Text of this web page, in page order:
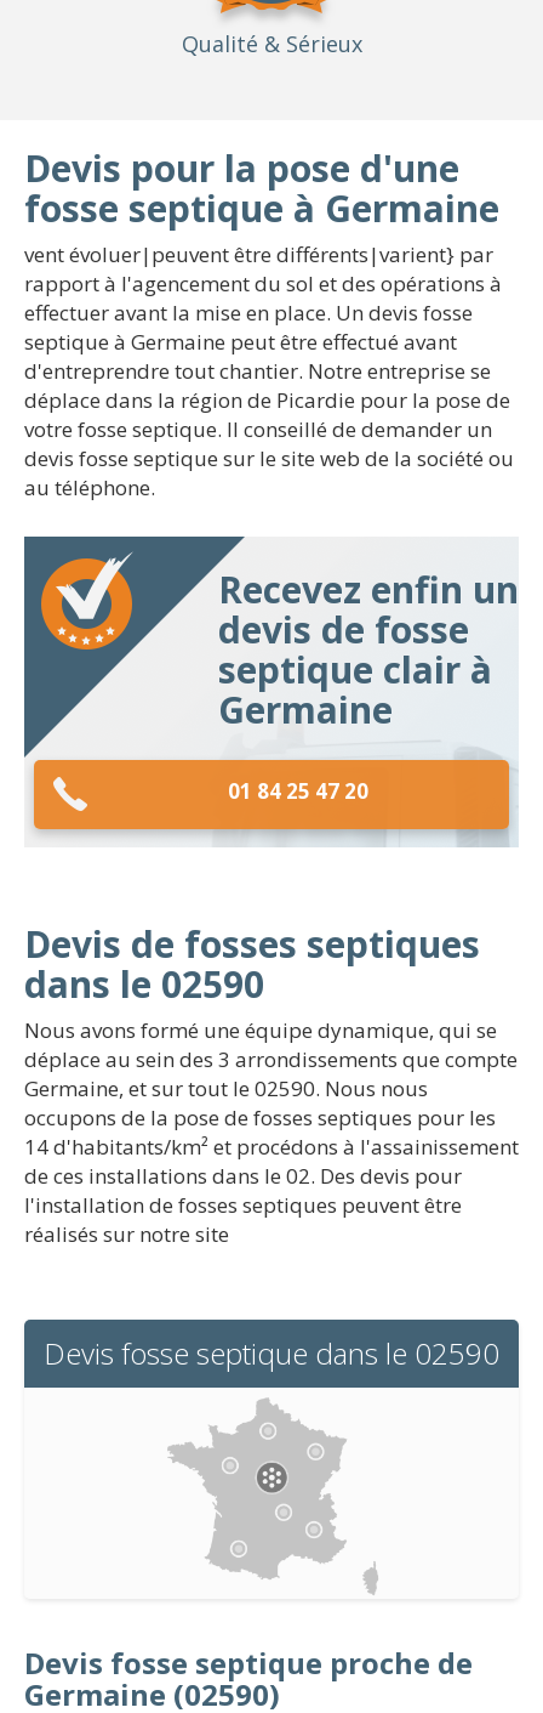
Qualité & Sérieux
Devis pour la pose d'une
fosse septique à Germaine
vent évoluer|peuvent être différents|varient} par
rapport à l'agencement du sol et des opérations à
effectuer avant la mise en place. Un devis fosse
septique à Germaine peut être effectué avant
d'entreprendre tout chantier. Notre entreprise se
déplace dans la région de Picardie pour la pose de
votre fosse septique. Il conseillé de demander un
devis fosse septique sur le site web de la société ou
au téléphone.
Recevez enfin un
devis de fosse
septique clair à
Germaine
01 84 25 47 20
Devis de fosses septiques
dans le 02590
Nous avons formé une équipe dynamique, qui se
déplace au sein des 3 arrondissements que compte
Germaine, et sur tout le 02590. Nous nous
occupons de la pose de fosses septiques pour les
14 d'habitants/km² et procédons à l'assainissement
de ces installations dans le 02. Des devis pour
l'installation de fosses septiques peuvent être
réalisés sur notre site
Devis fosse septique dans le 02590
Devis fosse septique proche de
Germaine (02590)